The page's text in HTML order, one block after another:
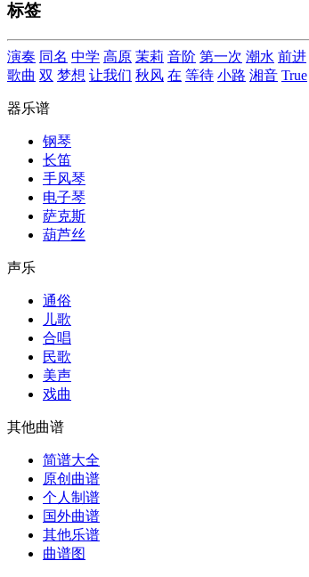
标签
演奏 同名 中学 高原 茉莉 音阶 第一次 潮水 前进
歌曲 双 梦想 让我们 秋风 在 等待 小路 湘音 True
器乐谱
钢琴
长笛
手风琴
电子琴
萨克斯
葫芦丝
声乐
通俗
儿歌
合唱
民歌
美声
戏曲
其他曲谱
简谱大全
原创曲谱
个人制谱
国外曲谱
其他乐谱
曲谱图